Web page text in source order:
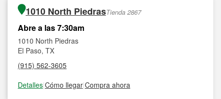
1010 North PiedrasTienda 2867
Abre a las 7:30am
1010 North Piedras
El Paso, TX
(915) 562-3605
Detalles|Cómo llegar|Compra ahora